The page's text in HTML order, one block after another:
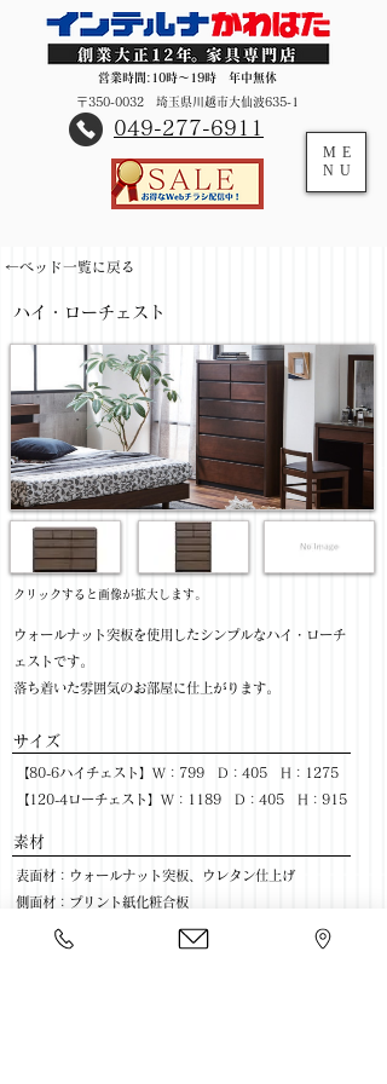
営業時間:10時～19時 年中無休
〒350-0032 埼玉県川越市大仙波635-1
​049-277-6911
ME
NU
←ベッド一覧に戻る
ハイ・ローチェスト
​クリックすると画像が拡大します。
ウォールナット突板を使用したシンプルなハイ・ローチ
ェストです。
落ち着いた雰囲気のお部屋に仕上がります。
サイズ
【80-6ハイチェスト】W：799 D：405 H：1275
【120-4ローチェスト】W：1189 D：405 H：915
​素材
表面材：ウォールナット突板、ウレタン仕上げ
側面材：プリント紙化粧合板
その他：フルオープンレール使用